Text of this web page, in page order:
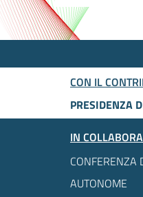
CON IL
PRESIDENZA
IN
CONFERENZA
AUTONOME